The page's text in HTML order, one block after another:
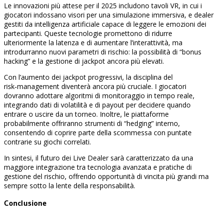
Le innovazioni più attese per il 2025 includono tavoli VR, in cui i
giocatori indossano visori per una simulazione immersiva, e dealer
gestiti da intelligenza artificiale capace di leggere le emozioni dei
partecipanti. Queste tecnologie promettono di ridurre
ulteriormente la latenza e di aumentare l’interattività, ma
introdurranno nuovi parametri di rischio: la possibilità di “bonus
hacking” e la gestione di jackpot ancora più elevati.
Con l’aumento dei jackpot progressivi, la disciplina del
risk‑management diventerà ancora più cruciale. I giocatori
dovranno adottare algoritmi di monitoraggio in tempo reale,
integrando dati di volatilità e di payout per decidere quando
entrare o uscire da un torneo. Inoltre, le piattaforme
probabilmente offriranno strumenti di “hedging” interno,
consentendo di coprire parte della scommessa con puntate
contrarie su giochi correlati.
In sintesi, il futuro dei Live Dealer sarà caratterizzato da una
maggiore integrazione tra tecnologia avanzata e pratiche di
gestione del rischio, offrendo opportunità di vincita più grandi ma
sempre sotto la lente della responsabilità.
Conclusione